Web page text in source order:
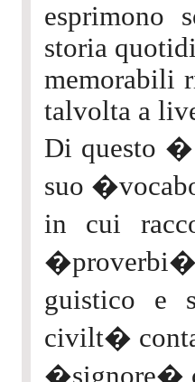
esprimono
storia
memorabili
talvolta a
Di questo �
suo
in cui
guistico e
civilt�
�signore�